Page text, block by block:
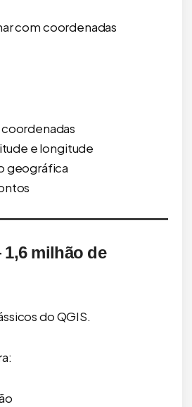
com coordenadas
e longitude
geográfica
milhão de
do QGIS.